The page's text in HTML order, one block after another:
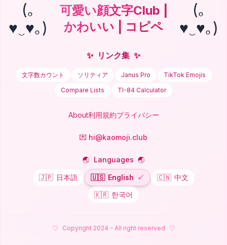
(｡
♥‿♥｡)
可愛い顔文字Club |
かわいい | コピペ
(｡
♥‿♥｡)
✨ リンク集 ✨
文字数カウント ソリティア Janus Pro
TikTok Emojis
Compare Lists
TI-84 Calculator
About利用規約プライバシー
💌 hi@kaomoji.club
🌏 Languages 🌏
🇯🇵 日本語 🇺🇸 English ✓ 🇨🇳 中文
🇰🇷 한국어
♡ Copyright 2024 - All right reserved ♡